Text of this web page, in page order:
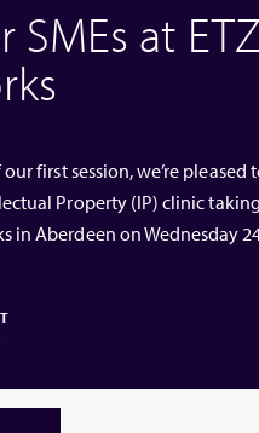
SMEs at
first session, we’re pleased
Property (IP) clinic
in Aberdeen on Wednesday